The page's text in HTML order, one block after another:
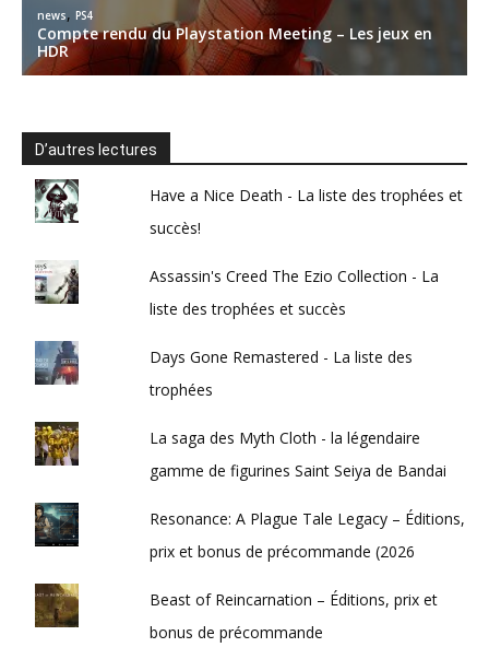
D’autres lectures
Have a Nice Death - La liste des trophées et
succès!
Assassin's Creed The Ezio Collection - La
liste des trophées et succès
Days Gone Remastered - La liste des
trophées
La saga des Myth Cloth - la légendaire
gamme de figurines Saint Seiya de Bandai
Resonance: A Plague Tale Legacy – Éditions,
prix et bonus de précommande (2026
Beast of Reincarnation – Éditions, prix et
bonus de précommande